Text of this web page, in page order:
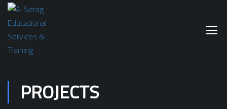
PROJECTS